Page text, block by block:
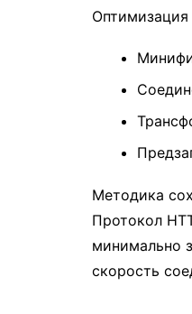
Оптимизация
Методика
Протокол
минимально
скорость